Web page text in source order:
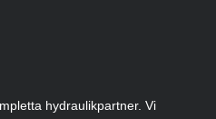
hydraulikpartner. Vi